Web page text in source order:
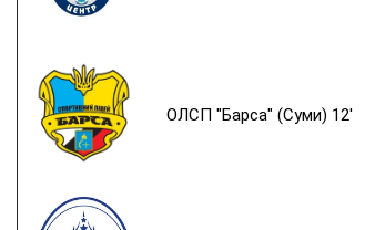
ОЛСП "Барса" (Суми) 12'